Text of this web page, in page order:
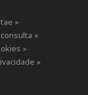
»
»
»
»